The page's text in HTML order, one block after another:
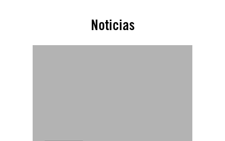
Noticias